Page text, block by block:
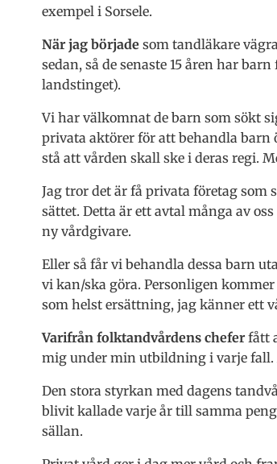
exempel i Sorsele.
När jag började som tandläkare
sedan, så de senaste 15 åren har
landstinget).
Vi har välkomnat de barn som sökt
privata aktörer för att behandla barn
stå att vården skall ske i deras regi.
Jag tror det är få privata företag som
sättet. Detta är ett avtal många av
ny vårdgivare.
Eller så får vi behandla dessa barn
vi kan/ska göra. Personligen
som helst ersättning, jag känner ett
Varifrån folktandvårdens chefer fått
mig under min utbildning i varje fall.
Den stora styrkan med dagens
blivit kallade varje år till samma
sällan.